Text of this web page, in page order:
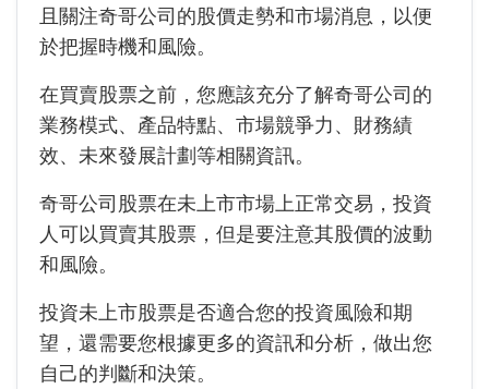
且關注奇哥公司 的股價走勢和市場消息，以便
於把握時機和風險。
在買賣股票之前，您應該充分了解奇哥公司 的
業務模式、產品特點、市場競爭力、財務績
效、未來發展計劃等相關資訊。
奇哥公司股票在未上市市場上正常交易，投資
人可以買賣其股票，但是要注意其股價的波動
和風險。
投資未上市股票是否適合您的投資風險和期
望，還需要您根據更多的資訊和分析，做出您
自己的判斷和決策。